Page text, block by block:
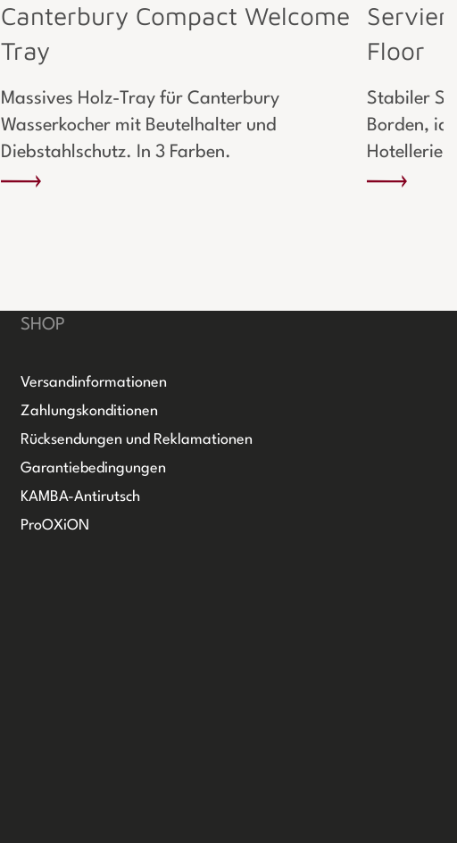
Canterbury Compact Welcome
Tray
Massives Holz-Tray für Canterbury
Wasserkocher mit Beutelhalter und
Diebstahlschutz. In 3 Farben.
Floor
Stabiler
Borden,
Hotellerie.
SHOP
Versandinformationen
Zahlungskonditionen
Rücksendungen und Reklamationen
Garantiebedingungen
KAMBA-Antirutsch
ProOXiON